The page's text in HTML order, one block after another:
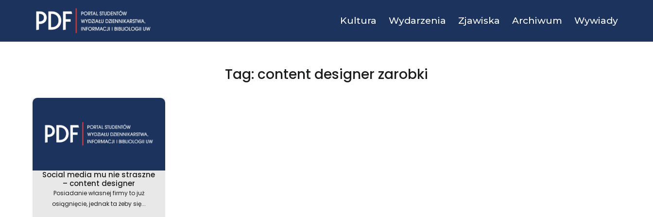
Kultura Wydarzenia Zjawiska Archiwum Wywiady
Tag: content designer zarobki
Social media mu nie straszne
– content designer
Posiadanie własnej firmy to już
osiągnięcie, jednak ta żeby się...